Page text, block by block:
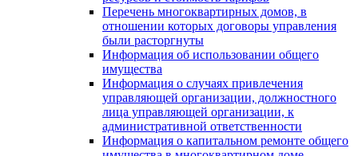
Перечень многоквартирных домов, в
отношении которых договоры управления
были расторгнуты
Информация об использовании общего
имущества
Информация о случаях привлечения
управляющей организации, должностного
лица управляющей организации, к
административной ответственности
Информация о капитальном ремонте общего